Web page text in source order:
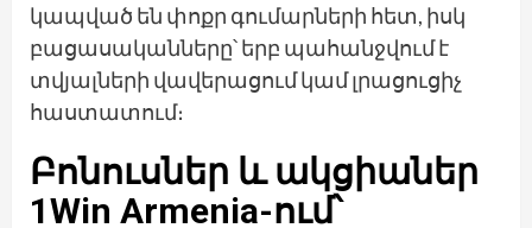
կապված են փոքր գումարների հետ, իսկ
բացասականները՝ երբ պահանջվում է
տվյալների վավերացում կամ լրացուցիչ
հաստատում։
Բոնուսներ և ակցիաներ
1Win Armenia-ում՝